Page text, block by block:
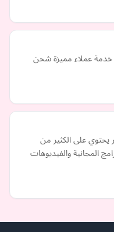
خدمة عملاء مميزة شحن
على الكثير من
المجانية والفيديوهات